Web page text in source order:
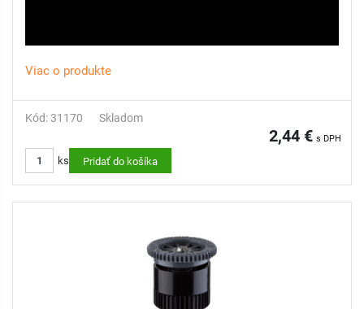
Viac o produkte
Kód: 31170 Skladom
2,44 € s DPH
ks Pridať do košíka